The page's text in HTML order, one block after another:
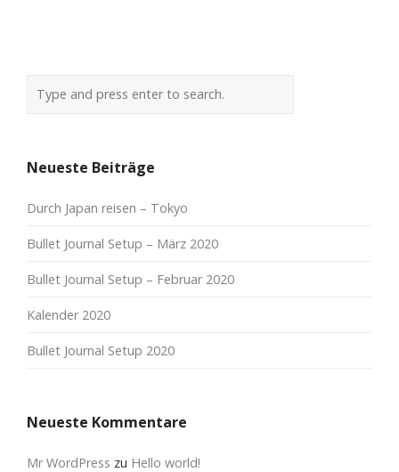
Neueste Beiträge
Durch Japan reisen – Tokyo
Bullet Journal Setup – März 2020
Bullet Journal Setup – Februar 2020
Kalender 2020
Bullet Journal Setup 2020
Neueste Kommentare
Mr WordPress zu Hello world!